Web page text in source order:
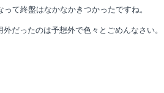
て終盤はなかなかきつかったですね。
だったのは予想外で色々とごめんなさい。